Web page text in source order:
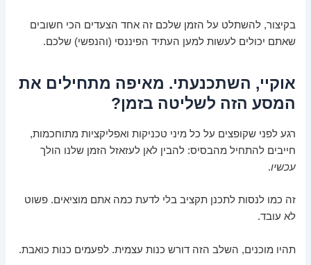
בקיצור, להשתלט על הזמן שלכם זה אחד הצעדים הכי חשובים
שאתם יכולים לעשות למען העתיד הפיננסי (והנפשי) שלכם.
אוקיי, השתכנעתי. מאיפה מתחילים את
המסע הזה לשליטה בזמן?
רגע לפני שקופצים על כל מיני טכניקות ואפליקציות מתוחכמות,
חייבים להתחיל מהבסיס: להבין לאן לעזאזל הזמן שלנו הולך
עכשיו.
זה כמו לנסות לתכנן תקציב בלי לדעת כמה אתם מוציאים. פשוט
לא עובד.
תהיו מוכנים, השלב הזה דורש כנות עצמית. לפעמים כנות כואבת.